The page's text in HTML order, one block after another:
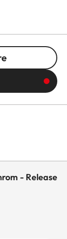
- Release